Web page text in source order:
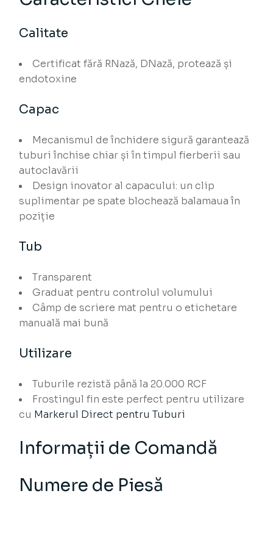
Calitate
Certificat fără RNază, DNază, protează și
endotoxine
Capac
Mecanismul de închidere sigură garantează
tuburi închise chiar și în timpul fierberii sau
autoclavării
Design inovator al capacului: un clip
suplimentar pe spate blochează balamaua în
poziție
Tub
Transparent
Graduat pentru controlul volumului
Câmp de scriere mat pentru o etichetare
manuală mai bună
Utilizare
Tuburile rezistă până la 20.000 RCF
Frostingul fin este perfect pentru utilizare
cu Markerul Direct pentru Tuburi
Informații de Comandă
Numere de Piesă